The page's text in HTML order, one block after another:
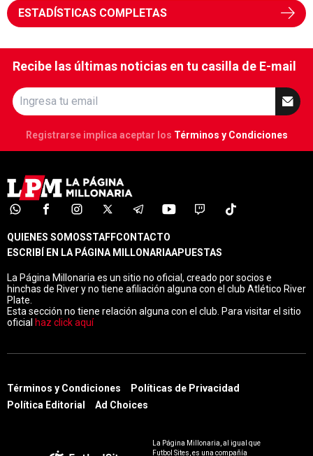
ESTADÍSTICAS COMPLETAS
Recibe las últimas noticias en tu casilla de E-mail
Registrarse implica aceptar los Términos y Condiciones
QUIENES SOMOSSTAFFCONTACTO
ESCRIBÍ EN LA PÁGINA MILLONARIAAPUESTAS
La Página Millonaria es un sitio no oficial, creado por socios e
hinchas de River y no tiene afiliación alguna con el club Atlético River
Plate.
Esta sección no tiene relación alguna con el club. Para visitar el sitio
oficial haz click aquí
Términos y Condiciones
Políticas de Privacidad
Política Editorial
Ad Choices
La Página Millonaria, al igual que
Futbol Sites, es una compañía